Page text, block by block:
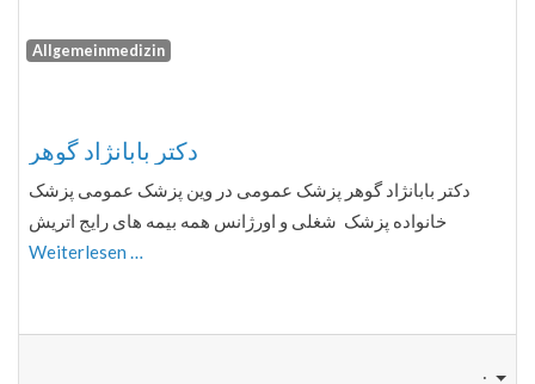
Allgemeinmedizin
دكتر بابانژاد گوهر
دكتر بابانژاد گوهر پزشک عمومی در وین پزشک عمومی پزشک
خانواده پزشک شغلی و اورژانس همه بیمه های رایج اتریش
Weiterlesen …
: